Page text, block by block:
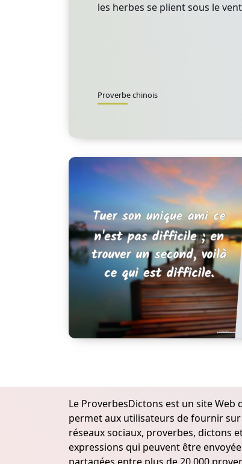
les herbes se plient sous le
Proverbe chinois
Le ProverbesDictons est un site Web
permet aux utilisateurs de fournir sur
réseaux sociaux, proverbes, dictons
expressions qui peuvent être